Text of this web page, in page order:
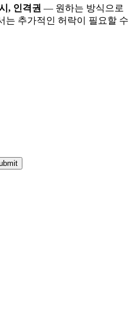
, 인격권 — 원하는 방식으로
는 추가적인 허락이 필요할 수